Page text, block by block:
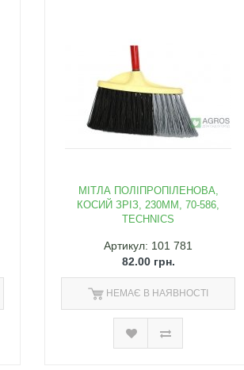
МІТЛА ПОЛІПРОПІЛЕНОВА,
КОСИЙ ЗРІЗ, 230ММ, 70-586,
TECHNICS
Артикул: 101 781
82.00 грн.
НЕМАЄ В НАЯВНОСТІ